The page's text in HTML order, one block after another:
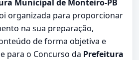
Municipal de Monteiro-PB
organizada para proporcionar
na sua preparação,
de forma objetiva e
para o Concurso da Prefeitura